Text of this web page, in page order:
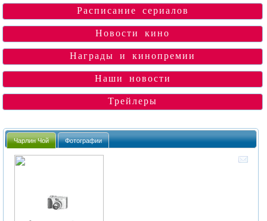
Расписание сериалов
Новости кино
Награды и кинопремии
Наши новости
Трейлеры
Чарлин Чой Фотографии